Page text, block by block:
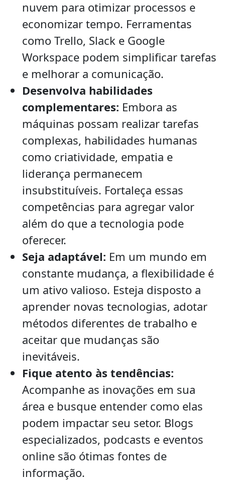
nuvem para otimizar processos e
economizar tempo. Ferramentas
como Trello, Slack e Google
Workspace podem simplificar tarefas
e melhorar a comunicação.
Desenvolva habilidades
complementares: Embora as
máquinas possam realizar tarefas
complexas, habilidades humanas
como criatividade, empatia e
liderança permanecem
insubstituíveis. Fortaleça essas
competências para agregar valor
além do que a tecnologia pode
oferecer.
Seja adaptável: Em um mundo em
constante mudança, a flexibilidade é
um ativo valioso. Esteja disposto a
aprender novas tecnologias, adotar
métodos diferentes de trabalho e
aceitar que mudanças são
inevitáveis.
Fique atento às tendências:
Acompanhe as inovações em sua
área e busque entender como elas
podem impactar seu setor. Blogs
especializados, podcasts e eventos
online são ótimas fontes de
informação.